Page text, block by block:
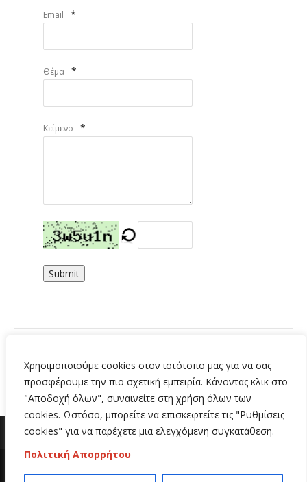
Χρησιμοποιούμε cookies στον ιστότοπο μας για να σας
προσφέρουμε την πιο σχετική εμπειρία. Κάνοντας κλικ στο
"Αποδοχή όλων", συναινείτε στη χρήση όλων των
cookies. Ωστόσο, μπορείτε να επισκεφτείτε τις "Ρυθμίσεις
cookies" για να παρέχετε μια ελεγχόμενη συγκατάθεση.
Πολιτική Απορρήτου
Email *
Θέμα *
Κείμενο *
Submit
Copyright 2020 | All Rights Reserved | Κατασκευή